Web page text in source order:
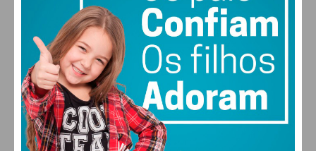
28°
SÁB
27
DOM
28°
SEG
29
TER